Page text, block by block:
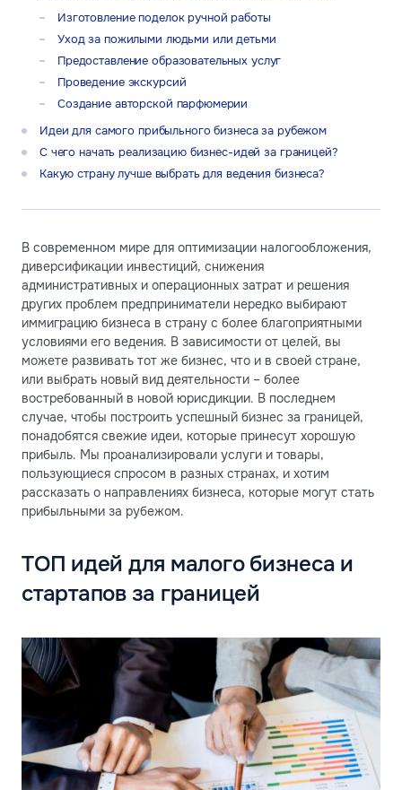
Изготовление поделок ручной работы
Уход за пожилыми людьми или детьми
Предоставление образовательных услуг
Проведение экскурсий
Создание авторской парфюмерии
Идеи для самого прибыльного бизнеса за рубежом
С чего начать реализацию бизнес-идей за границей?
Какую страну лучше выбрать для ведения бизнеса?
В современном мире для оптимизации налогообложения,
диверсификации инвестиций, снижения
административных и операционных затрат и решения
других проблем предприниматели нередко выбирают
иммиграцию бизнеса в страну с более благоприятными
условиями его ведения. В зависимости от целей, вы
можете развивать тот же бизнес, что и в своей стране,
или выбрать новый вид деятельности – более
востребованный в новой юрисдикции. В последнем
случае, чтобы построить успешный бизнес за границей,
понадобятся свежие идеи, которые принесут хорошую
прибыль. Мы проанализировали услуги и товары,
пользующиеся спросом в разных странах, и хотим
рассказать о направлениях бизнеса, которые могут стать
прибыльными за рубежом.
ТОП идей для малого бизнеса и
стартапов за границей